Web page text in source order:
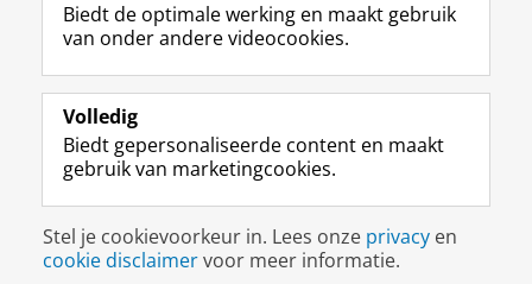
e
b
o
p
a
i
n
a
k
e
I
-
p
g
i
n
-
f
e
R
k
s
u
t
r
m
c
c
o
T
e
k
a
a
Studiekiezers
Alumni
Over ons
Disclaimer & Copyright
Inloggen
Biedt de optimale werking en maakt gebruik
van onder andere videocookies.
Volledig
Biedt gepersonaliseerde content en maakt
gebruik van marketingcookies.
Stel je cookievoorkeur in. Lees onze privacy en
cookie disclaimervoor meer informatie.